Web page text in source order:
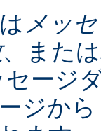
メッ
、または
ージ
ジか